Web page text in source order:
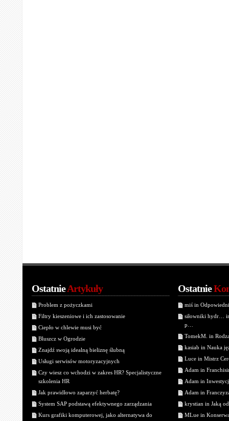
OstatnieArtykuły
Problem z pożyczkami
Filtry kieszeniowe i ich zastosowanie
Ciepło w chlewie musi być
Bluszcz w Ogrodzie
Znajdź swoją idealną bieliznę ślubną
Usługi serwisów motoryzacyjnych
Czy wiesz co wchodzi w zakres HR? Specjalistyczne
szkolenia HR
Jak prawidłowo zaparzyć herbatę?
System SAP podstawą efektywnego zarządzania
Kurs grafiki komputerowej, jako alternatywa do
Ostatnie
miś in
siłowniki hydr…
p…
TomekM. in
kasiab in Nauka
Luce in Mistrz
Adam in
Adam in
Adam in
krystian in Jaką
MLue in